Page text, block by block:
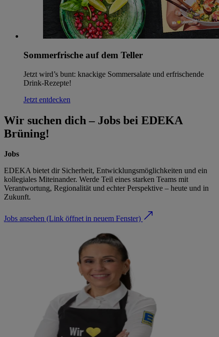
Sommerfrische auf dem Teller
Jetzt wird’s bunt: knackige Sommersalate und erfrischende
Drink-Rezepte!
Jetzt entdecken
Wir suchen dich – Jobs bei EDEKA
Brüning!
Jobs
EDEKA bietet dir Sicherheit, Entwicklungsmöglichkeiten und ein
kollegiales Miteinander. Werde Teil eines starken Teams mit
Verantwortung, Regionalität und echter Perspektive – heute und in
Zukunft.
Jobs ansehen (Link öffnet in neuem Fenster)